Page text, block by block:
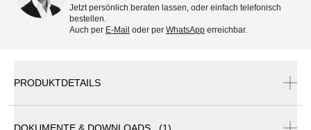
Jetzt persönlich beraten lassen, oder einfach telefonisch
bestellen.
Auch per E-Mail oder per WhatsApp erreichbar.
PRODUKTDETAILS
DOKUMENTE & DOWNLOADS (1)